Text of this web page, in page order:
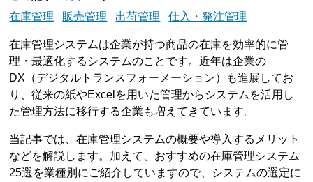
在庫管理
販売管理 出荷管理 仕入・発注管理
在庫管理システムは企業が持つ商品の在庫を効率的に管
理・最適化するシステムのことです。近年は企業の
DX（デジタルトランスフォーメーション）も進展してお
り、従来の紙やExcelを用いた管理からシステムを活用し
た管理方法に移行する企業も増えてきています。
当記事では、在庫管理システムの概要や導入するメリット
などを解説します。加えて、おすすめの在庫管理システム
25選を業種別にご紹介していますので、システムの選定に